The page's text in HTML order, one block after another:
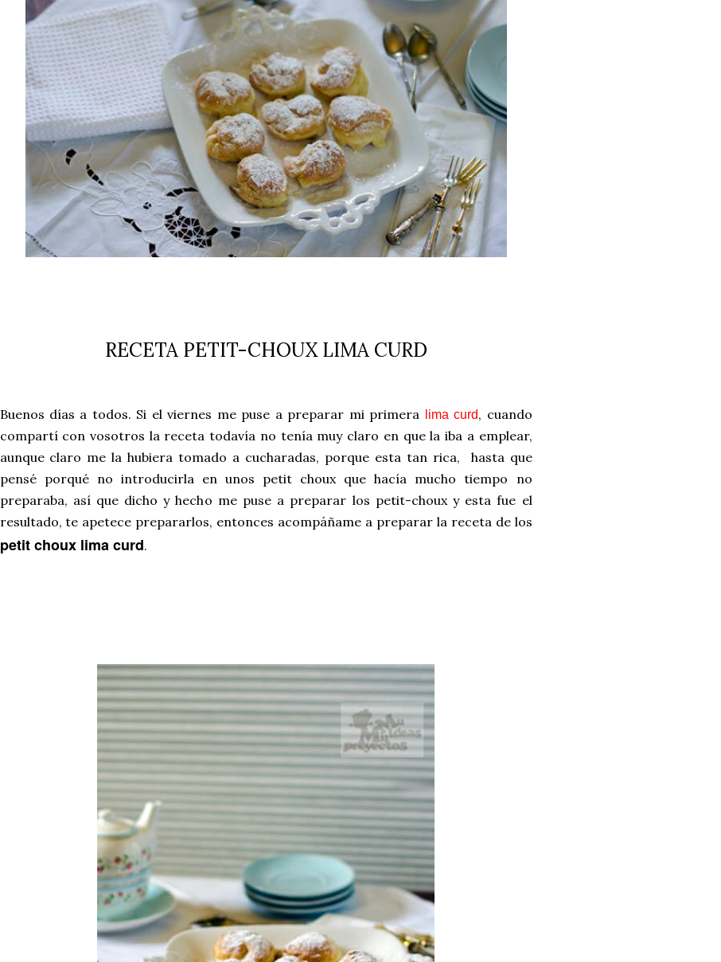
RECETA PETIT-CHOUX LIMA CURD
Buenos días a todos. Si el viernes me puse a preparar mi primera lima curd, cuando
compartí con vosotros la receta todavía no tenía muy claro en que la iba a emplear,
aunque claro me la hubiera tomado a cucharadas, porque esta tan rica, hasta que
pensé porqué no introducirla en unos petit choux que hacía mucho tiempo no
preparaba, así que dicho y hecho me puse a preparar los petit-choux y esta fue el
resultado, te apetece prepararlos, entonces acompáñame a preparar la receta de los
petit choux lima curd.